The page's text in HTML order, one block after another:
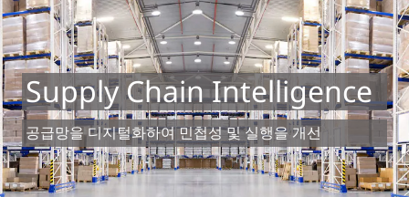
Supply Chain Intelligence
공급망을 디지털화하여 민첩성 및 실행을 개선